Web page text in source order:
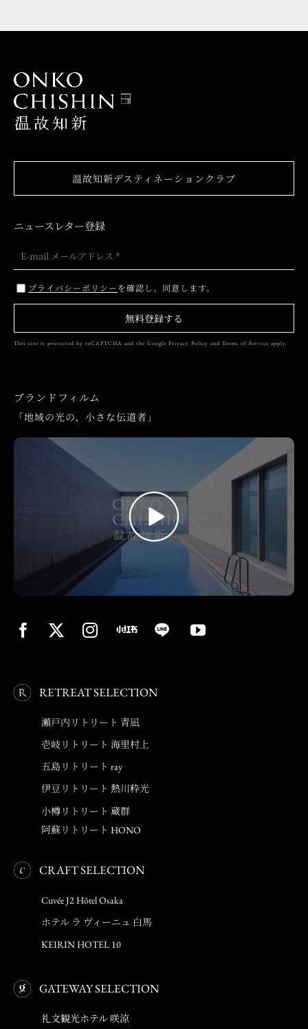
温故知新デスティネーションクラブ
ニュースレター登録
プライバシーポリシーを確認し、同意します。
無料登録する
This site is protected by reCAPTCHA and the Google Privacy Policy and Terms of Service apply.
ブランドフィルム
「地域の光の、小さな伝道者」
RETREAT SELECTION
瀬戸内リトリート 青凪
壱岐リトリート 海里村上
五島リトリート ray
伊豆リトリート 熱川粋光
小樽リトリート 蔵群
阿蘇リトリート HONO
CRAFT SELECTION
Cuvée J2 Hôtel Osaka
ホテル ラ ヴィーニュ 白馬
KEIRIN HOTEL 10
GATEWAY SELECTION
礼文観光ホテル 咲涼